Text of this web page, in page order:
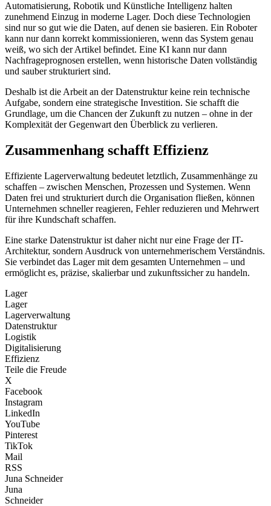
Automatisierung, Robotik und Künstliche Intelligenz halten
zunehmend Einzug in moderne Lager. Doch diese Technologien
sind nur so gut wie die Daten, auf denen sie basieren. Ein Roboter
kann nur dann korrekt kommissionieren, wenn das System genau
weiß, wo sich der Artikel befindet. Eine KI kann nur dann
Nachfrageprognosen erstellen, wenn historische Daten vollständig
und sauber strukturiert sind.
Deshalb ist die Arbeit an der Datenstruktur keine rein technische
Aufgabe, sondern eine strategische Investition. Sie schafft die
Grundlage, um die Chancen der Zukunft zu nutzen – ohne in der
Komplexität der Gegenwart den Überblick zu verlieren.
Zusammenhang schafft Effizienz
Effiziente Lagerverwaltung bedeutet letztlich, Zusammenhänge zu
schaffen – zwischen Menschen, Prozessen und Systemen. Wenn
Daten frei und strukturiert durch die Organisation fließen, können
Unternehmen schneller reagieren, Fehler reduzieren und Mehrwert
für ihre Kundschaft schaffen.
Eine starke Datenstruktur ist daher nicht nur eine Frage der IT-
Architektur, sondern Ausdruck von unternehmerischem Verständnis.
Sie verbindet das Lager mit dem gesamten Unternehmen – und
ermöglicht es, präzise, skalierbar und zukunftssicher zu handeln.
Lager
Lager
Lagerverwaltung
Datenstruktur
Logistik
Digitalisierung
Effizienz
Teile die Freude
X
Facebook
Instagram
LinkedIn
YouTube
Pinterest
TikTok
Mail
RSS
Juna Schneider
Juna
Schneider